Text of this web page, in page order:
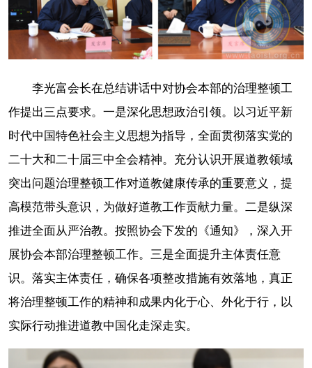
李光富会长在总结讲话中对协会本部的治理整顿工
作提出三点要求。一是深化思想政治引领。以习近平新
时代中国特色社会主义思想为指导，全面贯彻落实党的
二十大和二十届三中全会精神。充分认识开展道教领域
突出问题治理整顿工作对道教健康传承的重要意义，提
高模范带头意识，为做好道教工作贡献力量。二是纵深
推进全面从严治教。按照协会下发的《通知》，深入开
展协会本部治理整顿工作。三是全面提升主体责任意
识。落实主体责任，确保各项整改措施有效落地，真正
将治理整顿工作的精神和成果内化于心、外化于行，以
实际行动推进道教中国化走深走实。